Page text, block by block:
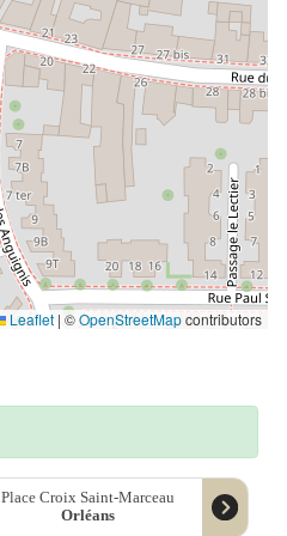
Leaflet | ©OpenStreetMapcontributors
Place Croix Saint-Marceau
Orléans